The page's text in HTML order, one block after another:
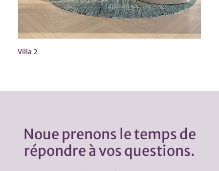
Villa 2
Noue prenons le temps de
répondre à vos questions.